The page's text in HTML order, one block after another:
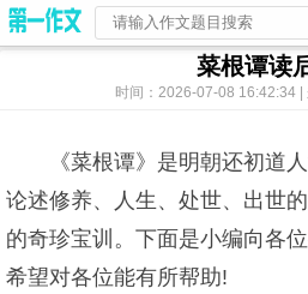
菜根谭读
时间：2026-07-08 16:42:34 |
《菜根谭》是明朝还初道
论述修养、人生、处世、出世
的奇珍宝训。下面是小编向各
希望对各位能有所帮助!